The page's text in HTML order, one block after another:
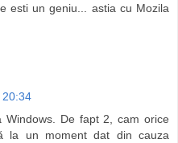
esti un geniu... astia cu Mozila
20:34
De fapt 2, cam orice
la un moment dat din cauza